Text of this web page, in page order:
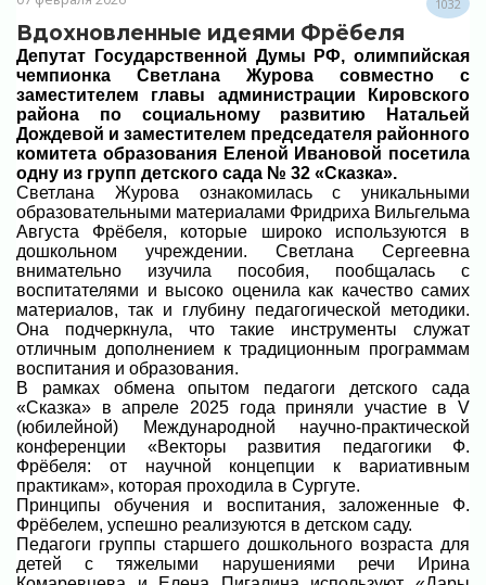
1032
Вдохновленные идеями Фрёбеля
Депутат Государственной Думы РФ, олимпийская
чемпионка Светлана Журова совместно с
заместителем главы администрации Кировского
района по социальному развитию Натальей
Дождевой и заместителем председателя районного
комитета образования Еленой Ивановой посетила
одну из групп детского сада № 32 «Сказка».
Светлана Журова ознакомилась с уникальными
образовательными материалами Фридриха Вильгельма
Августа Фрёбеля, которые широко используются в
дошкольном учреждении. Светлана Сергеевна
внимательно изучила пособия, пообщалась с
воспитателями и высоко оценила как качество самих
материалов, так и глубину педагогической методики.
Она подчеркнула, что такие инструменты служат
отличным дополнением к традиционным программам
воспитания и образования.
В рамках обмена опытом педагоги детского сада
«Сказка» в апреле 2025 года приняли участие в V
(юбилейной) Международной научно-практической
конференции «Векторы развития педагогики Ф.
Фрёбеля: от научной концепции к вариативным
практикам», которая проходила в Сургуте.
Принципы обучения и воспитания, заложенные Ф.
Фрёбелем, успешно реализуются в детском саду.
Педагоги группы старшего дошкольного возраста для
детей с тяжелыми нарушениями речи Ирина